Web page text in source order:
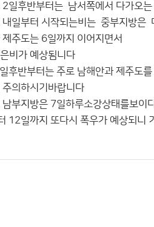
2일후반부터는 남서쪽에서 다가오
내일부터 시작되는비는 중부지방은
제주도는 6일까지 이어지면서
비가 예상됨니다
후반부터는 주로 남해안과 제주도
주의하시기바랍니다
남부지방은 7일하루소강상태를보이
12일까지 또다시 폭우가 예상되니